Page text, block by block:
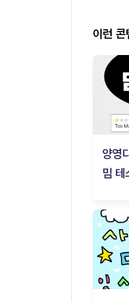
이런
양영
밈 테